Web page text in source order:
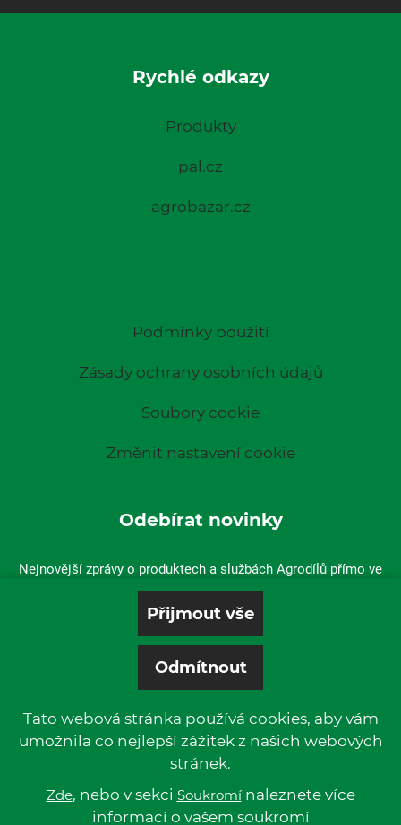
Rychlé odkazy
Produkty
pal.cz
agrobazar.cz
Podmínky použití
Zásady ochrany osobních údajů
Soubory cookie
Změnit nastavení cookie
Odebírat novinky
Nejnovější zprávy o produktech a službách Agrodílů přímo ve
vaší doručené poště.
© 2019 P & L, spol. s r. o. | All rights reserved.
Powered byKentico
Tato webová stránka používá cookies, aby vám
umožnila co nejlepší zážitek z našich webových
stránek.
Zde, nebo v sekci Soukromínaleznete více
informací o vašem soukromí